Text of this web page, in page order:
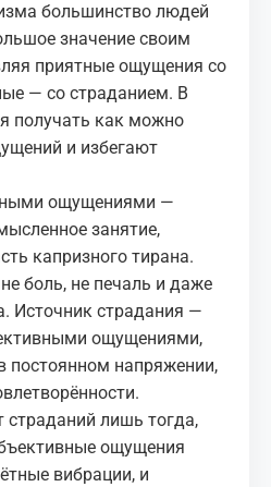
большинство людей
значение своим
приятные ощущения со
— со страданием. В
получать как можно
и избегают
ощущениями —
занятие,
капризного тирана.
боль, не печаль и даже
. Источник страдания —
ощущениями,
постоянном напряжении,
страданий лишь тогда,
ощущения
вибрации, и